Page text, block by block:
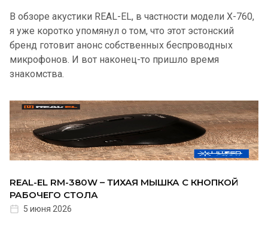
В обзоре акустики REAL-EL, в частности модели X-760,
я уже коротко упомянул о том, что этот эстонский
бренд готовит анонс собственных беспроводных
микрофонов. И вот наконец-то пришло время
знакомства.
REAL-EL RM-380W – ТИХАЯ МЫШКА С КНОПКОЙ
РАБОЧЕГО СТОЛА
5 июня 2026